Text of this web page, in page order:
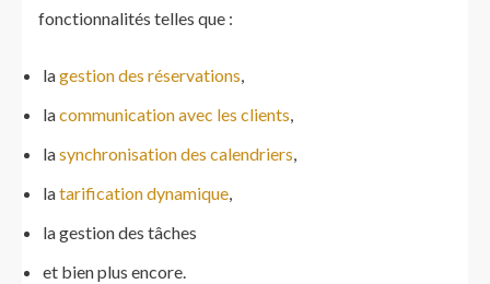
fonctionnalités telles que :
lagestion des réservations,
lacommunication avec les clients,
lasynchronisation des calendriers,
latarification dynamique,
la gestion des tâches
et bien plus encore.